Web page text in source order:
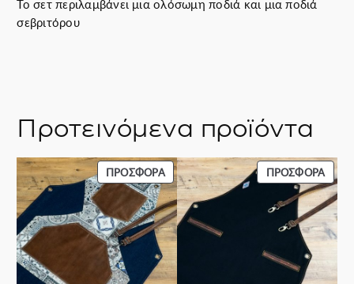
Το σετ περιλαμβάνει μια ολόσωμη ποδιά και μια ποδιά
σεβριτόρου
Προτεινόμενα προϊόντα
ΠΡΟΣΦΟΡΆΠΡΟΪΌΝ
ΣΕ
ΠΡΟΣΦΟΡΆ
ΠΡΟΣΦΟΡΆ
ΣΕ